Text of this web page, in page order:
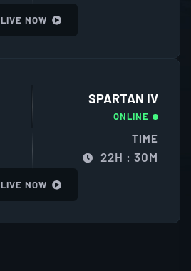
LIVE NOW
SPARTAN IV
ONLINE
TIME
22H : 30M
LIVE NOW